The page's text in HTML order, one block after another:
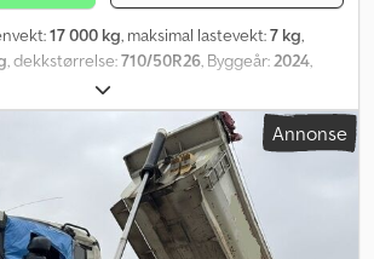
17 000 kg, maksimal lastevekt:7 kg,
, dekkstørrelse:710/50R26, Byggeår:2024,
710/50R26
, maksimal hastighet:40 km/t, Utstyr:
Annonse